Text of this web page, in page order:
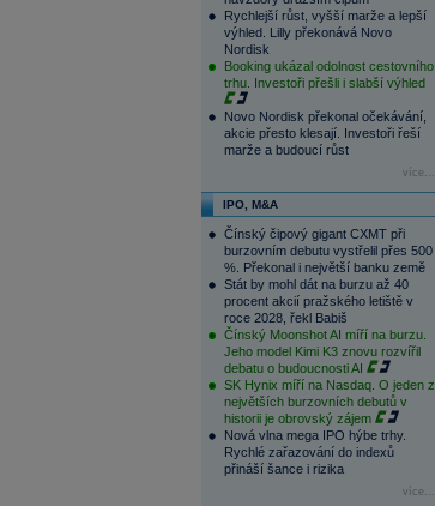
Rychlejší růst, vyšší marže a lepší
výhled. Lilly překonává Novo
Nordisk
Booking ukázal odolnost cestovního
trhu. Investoři přešli i slabší výhled
Novo Nordisk překonal očekávání,
akcie přesto klesají. Investoři řeší
marže a budoucí růst
více...
IPO, M&A
Čínský čipový gigant CXMT při
burzovním debutu vystřelil přes 500
%. Překonal i největší banku země
Stát by mohl dát na burzu až 40
procent akcií pražského letiště v
roce 2028, řekl Babiš
Čínský Moonshot AI míří na burzu.
Jeho model Kimi K3 znovu rozvířil
debatu o budoucnosti AI
SK Hynix míří na Nasdaq. O jeden z
největších burzovních debutů v
historii je obrovský zájem
Nová vlna mega IPO hýbe trhy.
Rychlé zařazování do indexů
přináší šance i rizika
více...